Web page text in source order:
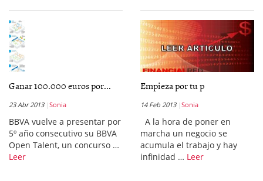
Ganar 100.000 euros por...
23 Abr 2013 Sonia
BBVA vuelve a presentar por
5º año consecutivo su BBVA
Open Talent, un concurso …
Leer
Empieza por tu p
14 Feb 2013 Sonia
A la hora de poner en
marcha un negocio se
acumula el trabajo y hay
infinidad … Leer